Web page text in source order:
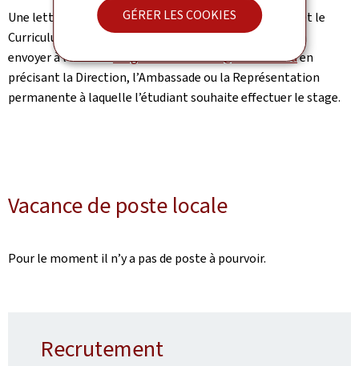
GÉRER LES COOKIES
Une lettre de motivation rédigée en langue française et le
Curriculum Vitae (en format « PDF » ou « Word ») sont à
envoyer à l’adressestagiaires.etudiants@mae.etat.luen
précisant la Direction, l’Ambassade ou la Représentation
permanente à laquelle l’étudiant souhaite effectuer le stage.
Vacance de poste locale
Pour le moment il n’y a pas de poste à pourvoir.
Recrutement